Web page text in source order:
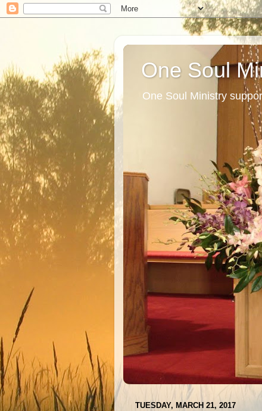
One Soul
One Soul Ministry
TUESDAY, MARCH 21, 2017